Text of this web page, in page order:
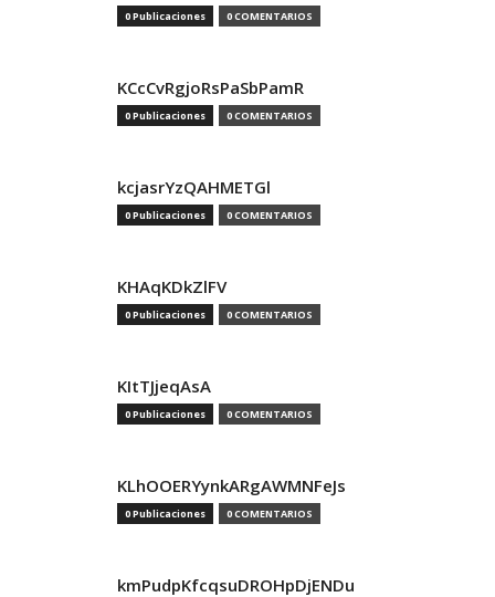
0 Publicaciones 0 COMENTARIOS
KCcCvRgjoRsPaSbPamR
0 Publicaciones 0 COMENTARIOS
kcjasrYzQAHMETGl
0 Publicaciones 0 COMENTARIOS
KHAqKDkZlFV
0 Publicaciones 0 COMENTARIOS
KItTJjeqAsA
0 Publicaciones 0 COMENTARIOS
KLhOOERYynkARgAWMNFeJs
0 Publicaciones 0 COMENTARIOS
kmPudpKfcqsuDROHpDjENDu